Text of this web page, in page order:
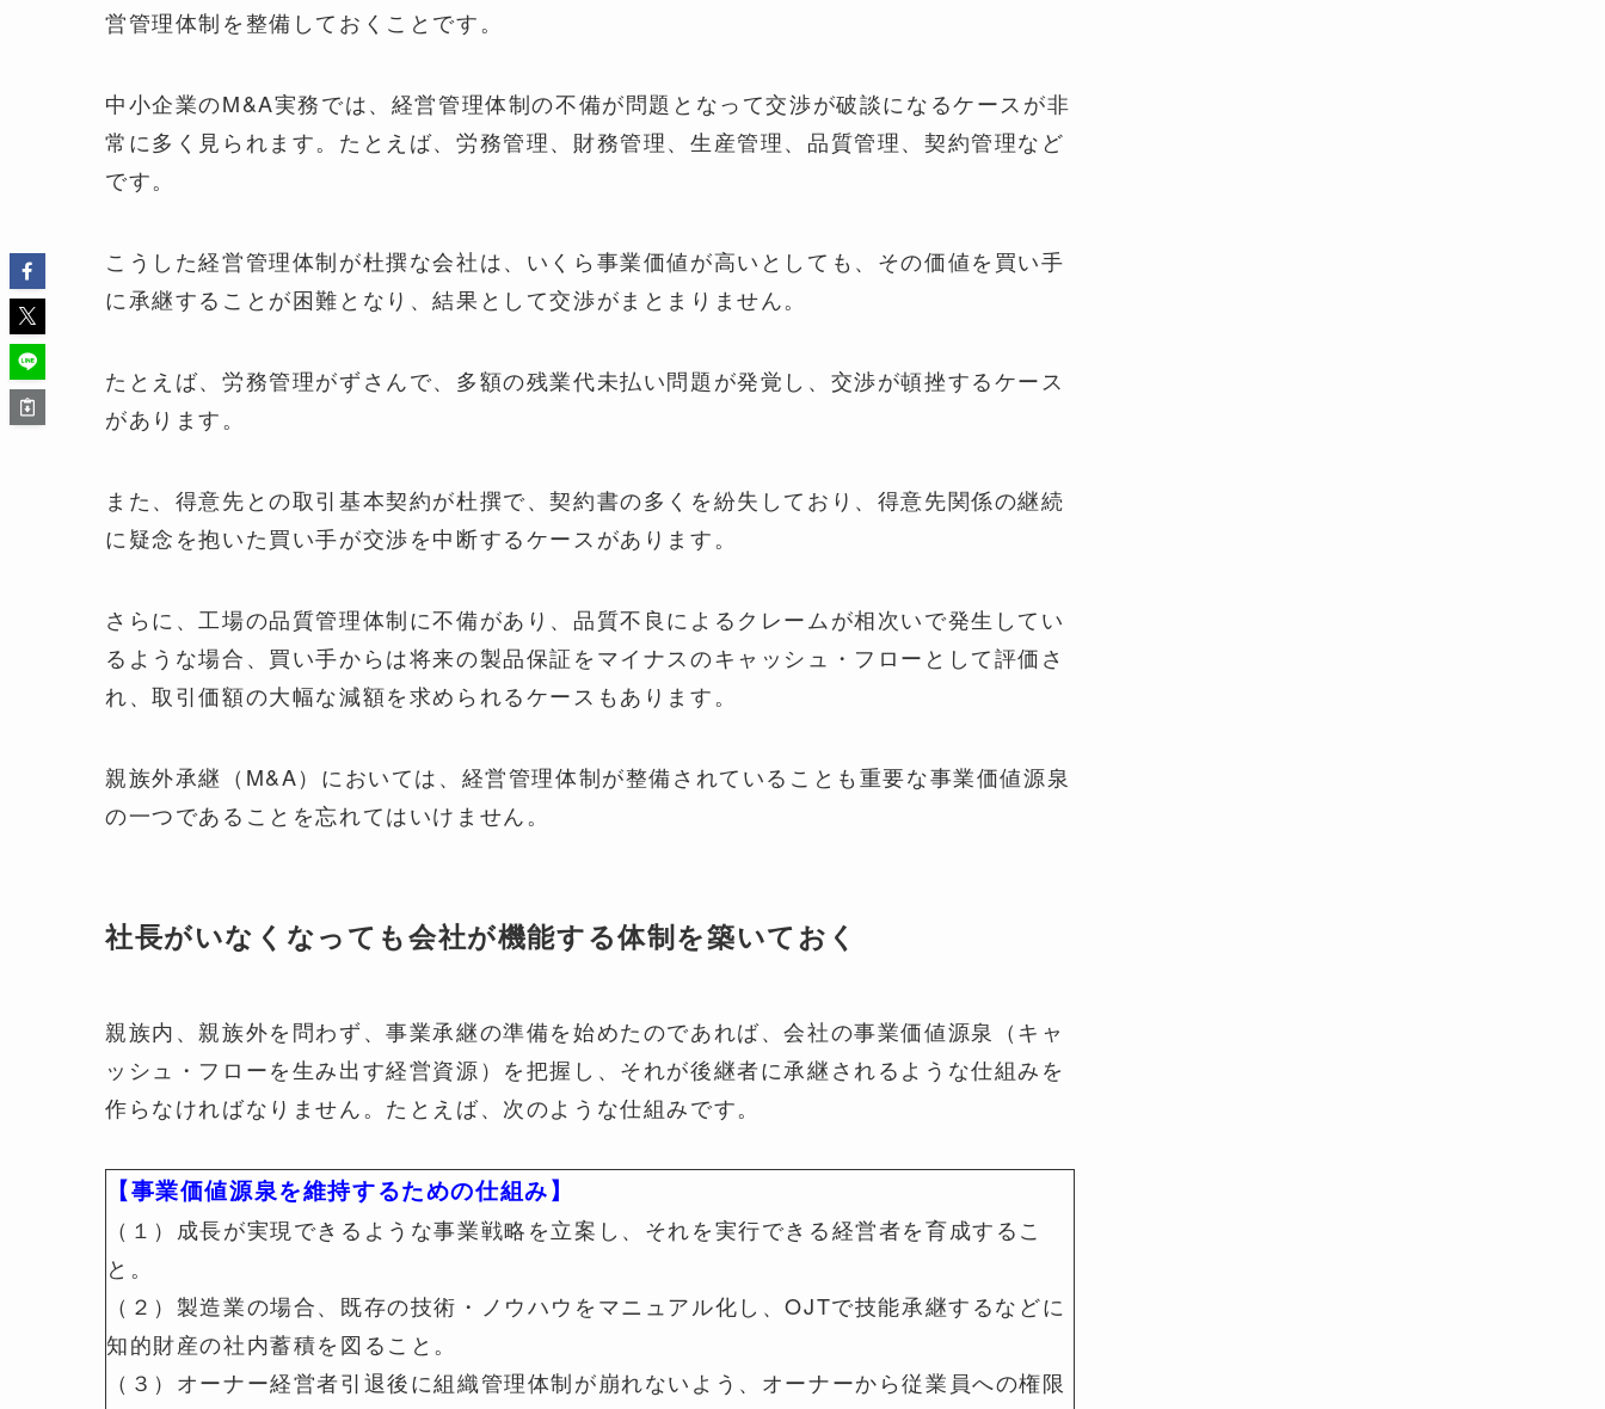
営管理体制を整備しておくことです。
中小企業のM&A実務では、経営管理体制の不備が問題となって交渉が破談になるケースが非
常に多く見られます。たとえば、労務管理、財務管理、生産管理、品質管理、契約管理など
です。
こうした経営管理体制が杜撰な会社は、いくら事業価値が高いとしても、その価値を買い手
に承継することが困難となり、結果として交渉がまとまりません。
たとえば、労務管理がずさんで、多額の残業代未払い問題が発覚し、交渉が頓挫するケース
があります。
また、得意先との取引基本契約が杜撰で、契約書の多くを紛失しており、得意先関係の継続
に疑念を抱いた買い手が交渉を中断するケースがあります。
さらに、工場の品質管理体制に不備があり、品質不良によるクレームが相次いで発生してい
るような場合、買い手からは将来の製品保証をマイナスのキャッシュ・フローとして評価さ
れ、取引価額の大幅な減額を求められるケースもあります。
親族外承継（M&A）においては、経営管理体制が整備されていることも重要な事業価値源泉
の一つであることを忘れてはいけません。
社長がいなくなっても会社が機能する体制を築いておく
親族内、親族外を問わず、事業承継の準備を始めたのであれば、会社の事業価値源泉（キャ
ッシュ・フローを生み出す経営資源）を把握し、それが後継者に承継されるような仕組みを
作らなければなりません。たとえば、次のような仕組みです。
【事業価値源泉を維持するための仕組み】
（１）成長が実現できるような事業戦略を立案し、それを実行できる経営者を育成するこ
と。
（２）製造業の場合、既存の技術・ノウハウをマニュアル化し、OJTで技能承継するなどに
知的財産の社内蓄積を図ること。
（３）オーナー経営者引退後に組織管理体制が崩れないよう、オーナーから従業員への権限